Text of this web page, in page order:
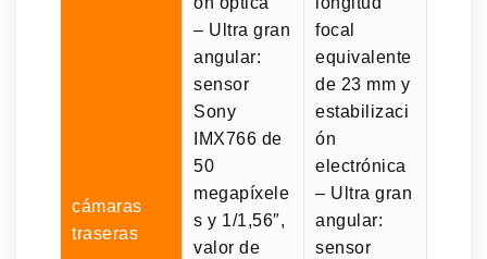
cámaras
traseras
– Ultra gran
angular:
sensor
Sony
IMX766 de
50
megapíxele
s y 1/1,56″,
valor de
focal
equivalente
de 23 mm y
estabilizaci
ón
electrónica
– Ultra gran
angular:
sensor